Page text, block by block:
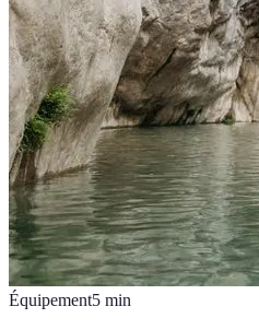
Équipement5 min